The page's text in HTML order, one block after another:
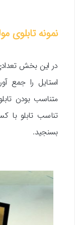
نمونه تابلوی
در این بخش
استایل را جمع
متناسب بودن
تناسب تابلو با
بسنجید.